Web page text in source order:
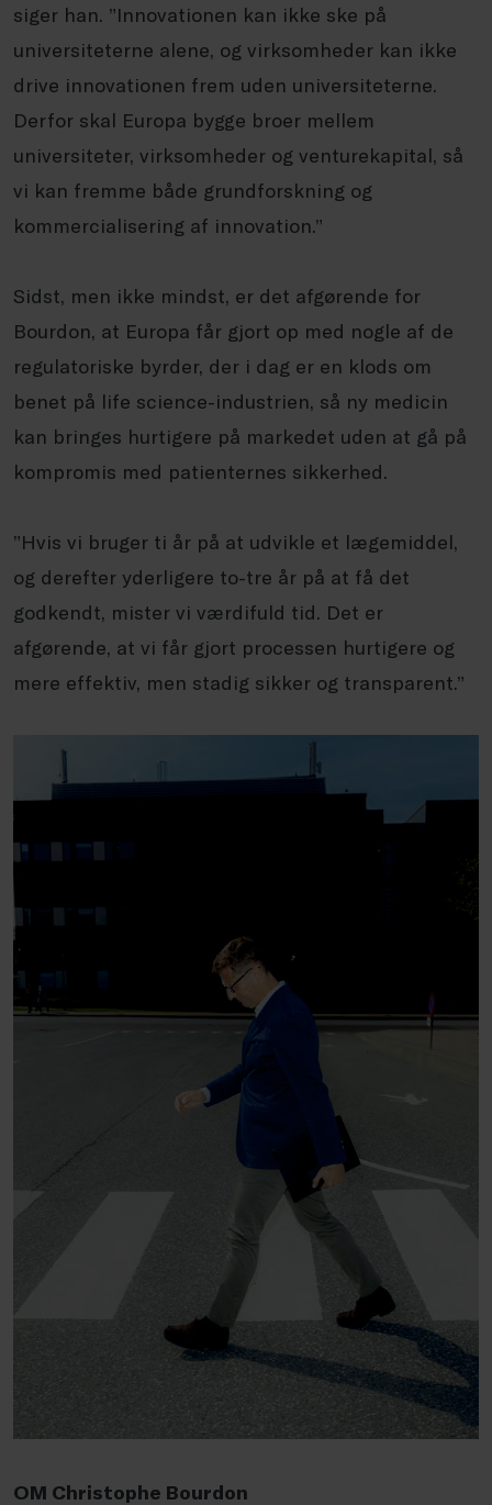
siger han. ”Innovationen kan ikke ske på
universiteterne alene, og virksomheder kan ikke
drive innovationen frem uden universiteterne.
Derfor skal Europa bygge broer mellem
universiteter, virksomheder og venturekapital, så
vi kan fremme både grundforskning og
kommercialisering af innovation.”
Sidst, men ikke mindst, er det afgørende for
Bourdon, at Europa får gjort op med nogle af de
regulatoriske byrder, der i dag er en klods om
benet på life science-industrien, så ny medicin
kan bringes hurtigere på markedet uden at gå på
kompromis med patienternes sikkerhed.
”Hvis vi bruger ti år på at udvikle et lægemiddel,
og derefter yderligere to-tre år på at få det
godkendt, mister vi værdifuld tid. Det er
afgørende, at vi får gjort processen hurtigere og
mere effektiv, men stadig sikker og transparent.”
OM Christophe Bourdon